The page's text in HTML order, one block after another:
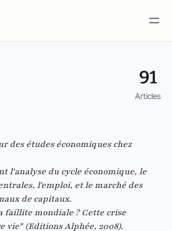
91
Articles
des études économiques chez
l'analyse du cycle économique, le
l'emploi, et le marché des
de capitaux.
faillite mondiale ? Cette crise
vie" (Editions Alphée, 2008).